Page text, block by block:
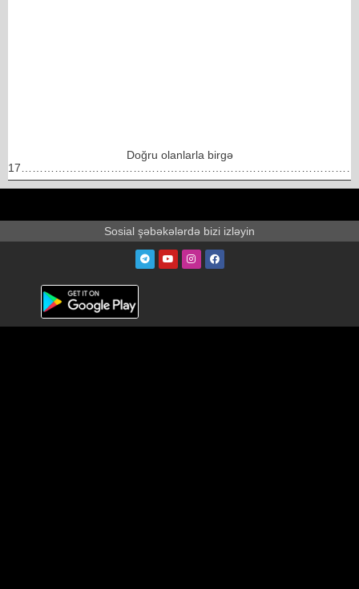
Doğru olanlarla birgə
Sosial şəbəkələrdə bizi izləyin